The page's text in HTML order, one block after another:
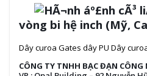
vòng bi hệ inch (Mỹ,
Dây curoa Gates dây PU Dây
CÔNG TY TNHH BẠC ĐẠN CÔNG